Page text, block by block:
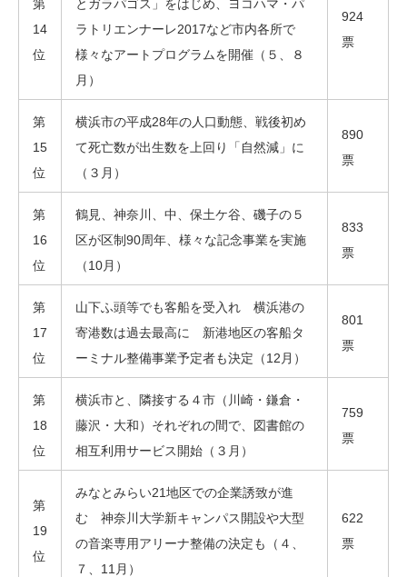
第
14
位
とガラパゴス」をはじめ、ヨコハマ・パ
ラトリエンナーレ2017など市内各所で
様々なアートプログラムを開催（５、８
月）
924
票
第
15
位
横浜市の平成28年の人口動態、戦後初め
て死亡数が出生数を上回り「自然減」に
（３月）
890
票
第
16
位
鶴見、神奈川、中、保土ケ谷、磯子の５
区が区制90周年、様々な記念事業を実施
（10月）
833
票
第
17
位
山下ふ頭等でも客船を受入れ 横浜港の
寄港数は過去最高に 新港地区の客船タ
ーミナル整備事業予定者も決定（12月）
801
票
第
18
位
横浜市と、隣接する４市（川崎・鎌倉・
藤沢・大和）それぞれの間で、図書館の
相互利用サービス開始（３月）
759
票
第
19
位
みなとみらい21地区での企業誘致が進
む 神奈川大学新キャンパス開設や大型
の音楽専用アリーナ整備の決定も（４、
７、11月）
622
票